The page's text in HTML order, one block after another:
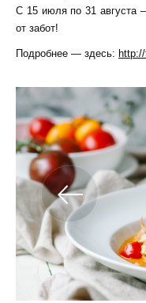
С 15 июля по 31 августа
от забот!
Подробнее — здесь: